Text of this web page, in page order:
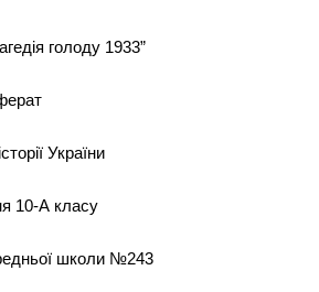
голоду 1933”
України
10-А класу
школи №243